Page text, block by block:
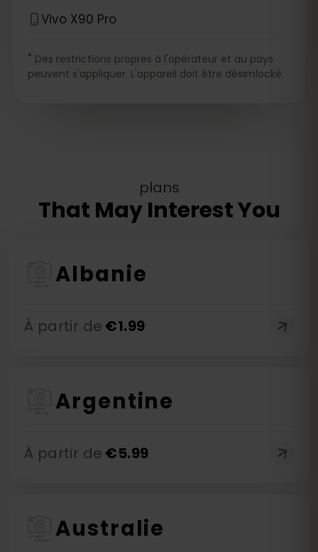
Vivo X90 Pro
* Des restrictions propres à l'opérateur et au pays
peuvent s'appliquer. L'appareil doit être désimlocké.
plans
That May Interest You
Albanie
À partir de €1.99
Argentine
À partir de €5.99
Australie